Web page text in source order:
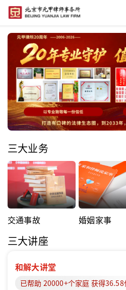
三大业务
交通事故 婚姻家事
三大讲座
和解大讲堂